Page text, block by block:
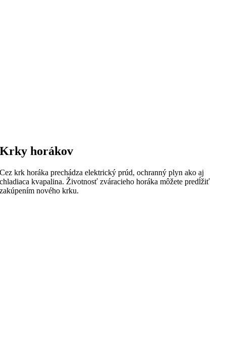
Krky horákov
Cez krk horáka prechádza elektrický prúd, ochranný plyn ako aj
chladiaca kvapalina. Životnosť zváracieho horáka môžete predĺžiť
zakúpením nového krku.